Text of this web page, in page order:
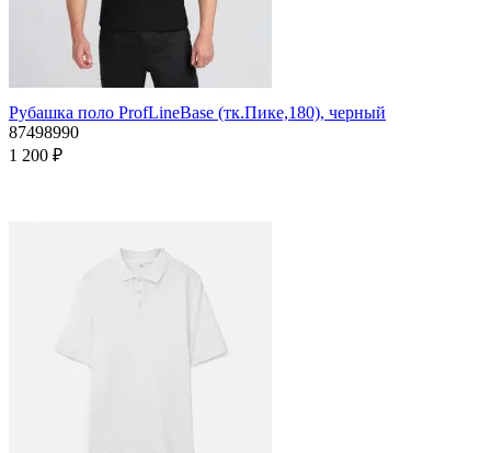
Рубашка поло ProfLineBase (тк.Пике,180), черный
87498990
1 200 ₽